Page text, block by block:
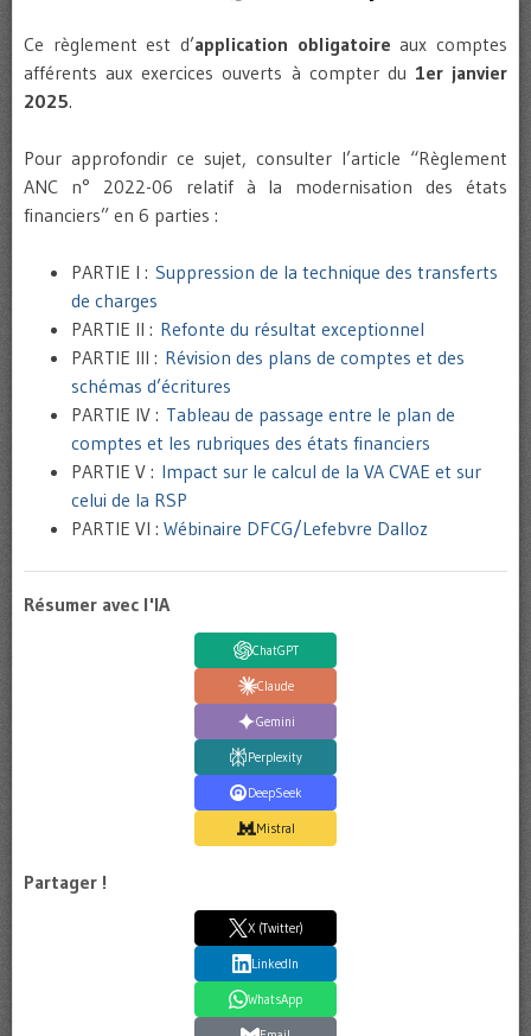
Ce règlement est d’application obligatoire aux comptes
afférents aux exercices ouverts à compter du 1er janvier
2025.
Pour approfondir ce sujet, consulter l’article “Règlement
ANC n° 2022-06 relatif à la modernisation des états
financiers” en 6 parties :
PARTIE I : Suppression de la technique des transferts
de charges
PARTIE II : Refonte du résultat exceptionnel
PARTIE III : Révision des plans de comptes et des
schémas d’écritures
PARTIE IV : Tableau de passage entre le plan de
comptes et les rubriques des états financiers
PARTIE V : Impact sur le calcul de la VA CVAE et sur
celui de la RSP
PARTIE VI : Wébinaire DFCG/Lefebvre Dalloz
Résumer avec l'IA
ChatGPT
Claude
Gemini
Perplexity
DeepSeek
Mistral
Partager !
X (Twitter)
LinkedIn
WhatsApp